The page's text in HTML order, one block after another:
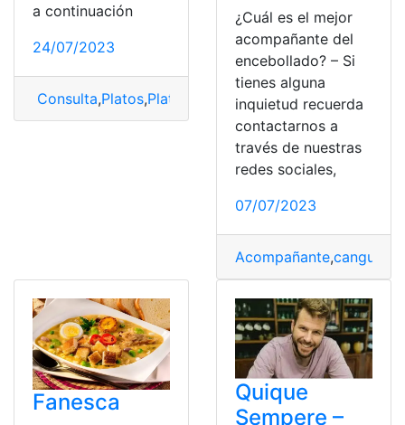
a continuación
24/07/2023
Consulta,Platos,Platos Típicos,Región Sierra,Sierra
¿Cuál es el mejor
acompañante del
encebollado? – Si
tienes alguna
inquietud recuerda
contactarnos a
través de nuestras
redes sociales,
07/07/2023
Acompañante,canguil
Fanesca
Quique
Sempere –